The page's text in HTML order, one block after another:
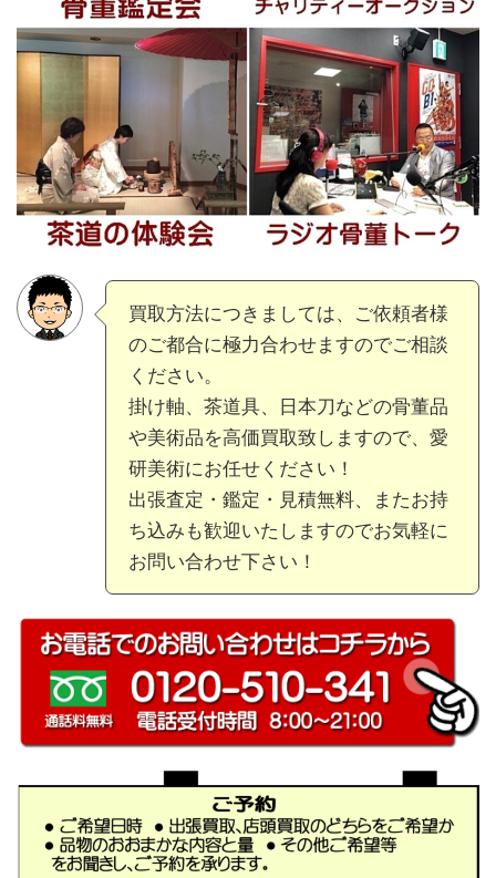
買取方法につきましては、ご依頼者様
のご都合に極力合わせますのでご相談
ください。
掛け軸、茶道具、日本刀などの骨董品
や美術品を高価買取致しますので、愛
研美術にお任せください！
出張査定・鑑定・見積無料、またお持
ち込みも歓迎いたしますのでお気軽に
お問い合わせ下さい！